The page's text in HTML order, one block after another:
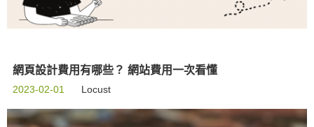
網頁設計費用有哪些？ 網站費用一次看懂
2023-02-01 Locust